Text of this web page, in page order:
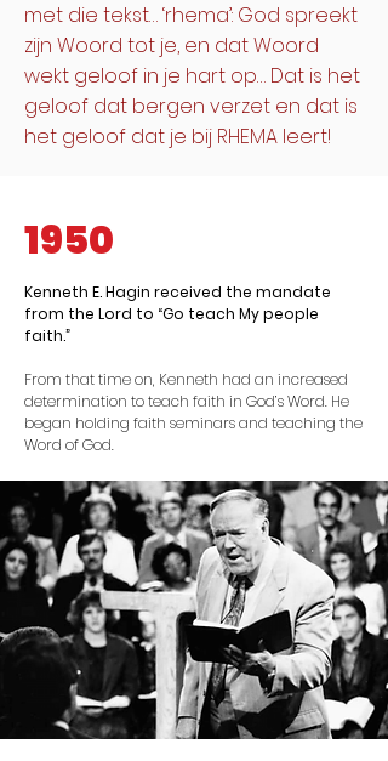
met die tekst… ‘rhema’: God spreekt
zijn Woord tot je, en dat Woord
wekt geloof in je hart op… Dat is het
geloof dat bergen verzet en dat is
het geloof dat je bij RHEMA leert!
1950
Kenneth E. Hagin received the mandate
from the Lord to “Go teach My people
faith.”
From that time on, Kenneth had an increased
determination to teach faith in God’s Word. He
began holding faith seminars and teaching the
Word of God.